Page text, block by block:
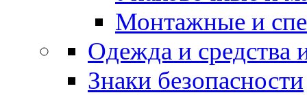
Монтажные и
Одежда и средства
Знаки безопасности